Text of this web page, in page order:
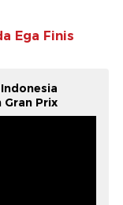
Ega Finis
Prix